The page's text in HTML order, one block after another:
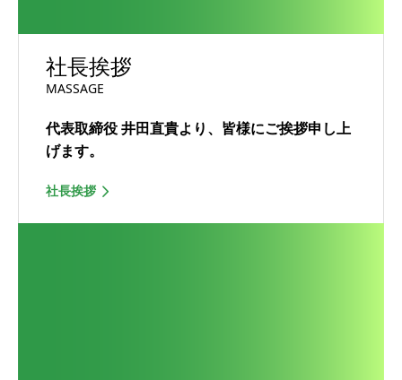
社長挨拶
MASSAGE
代表取締役 井田直貴より、皆様にご挨拶申し上
げます。
社長挨拶